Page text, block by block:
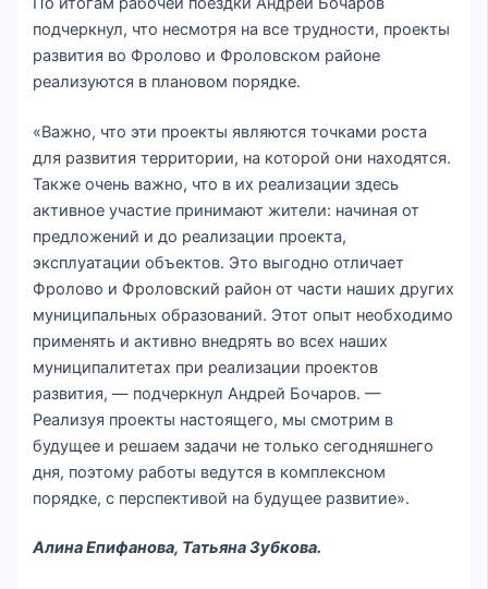
подчеркнул, что несмотря на все трудности, проекты
развития во Фролово и Фроловском районе
реализуются в плановом порядке.
«Важно, что эти проекты являются точками роста
для развития территории, на которой они находятся.
Также очень важно, что в их реализации здесь
активное участие принимают жители: начиная от
предложений и до реализации проекта,
эксплуатации объектов. Это выгодно отличает
Фролово и Фроловский район от части наших других
муниципальных образований. Этот опыт необходимо
применять и активно внедрять во всех наших
муниципалитетах при реализации проектов
развития, — подчеркнул Андрей Бочаров. —
Реализуя проекты настоящего, мы смотрим в
будущее и решаем задачи не только сегодняшнего
дня, поэтому работы ведутся в комплексном
порядке, с перспективой на будущее развитие».
Алина Епифанова, Татьяна Зубкова.